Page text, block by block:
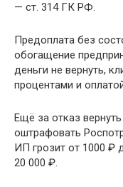
— ст. 314 ГК РФ.
Предоплата без
обогащение
деньги не вернуть,
процентами и
Ещё за отказ
оштрафовать
ИП грозит от 1000 ₽
20 000 ₽.